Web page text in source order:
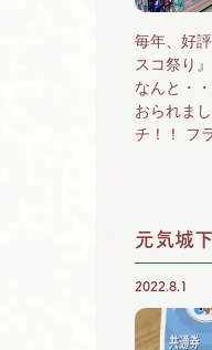
毎年、好
スコ祭り
なんと・
おられま
チ！！ フ
元気城
2022.8.1